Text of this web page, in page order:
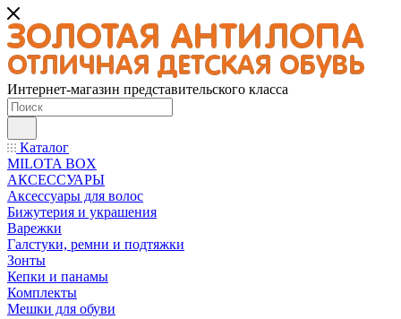
Интернет-магазин представительского класса
Каталог
MILOTA BOX
АКСЕССУАРЫ
Аксессуары для волос
Бижутерия и украшения
Варежки
Галстуки, ремни и подтяжки
Зонты
Кепки и панамы
Комплекты
Мешки для обуви